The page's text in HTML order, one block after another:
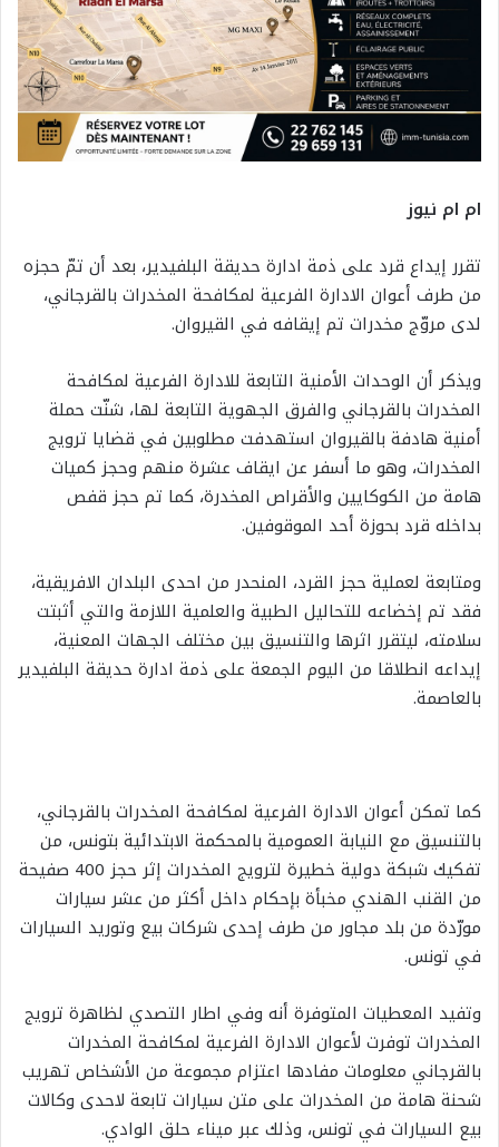
ام ام نيوز
تقرر إيداع قرد على ذمة ادارة حديقة البلفيدير، بعد أن تمّ حجزه
من طرف أعوان الادارة الفرعية لمكافحة المخدرات بالقرجاني،
لدى مروّج مخدرات تم إيقافه في القيروان.
ويذكر أن الوحدات الأمنية التابعة للادارة الفرعية لمكافحة
المخدرات بالقرجاني والفرق الجهوية التابعة لها، شنّت حملة
أمنية هادفة بالقيروان استهدفت مطلوبين في قضايا ترويج
المخدرات، وهو ما أسفر عن ايقاف عشرة منهم وحجز كميات
هامة من الكوكايين والأقراص المخدرة، كما تم حجز قفص
بداخله قرد بحوزة أحد الموقوفين.
ومتابعة لعملية حجز القرد، المنحدر من احدى البلدان الافريقية،
فقد تم إخضاعه للتحاليل الطبية والعلمية اللازمة والتي أثبتت
سلامته، ليتقرر اثرها والتنسيق بين مختلف الجهات المعنية،
إيداعه انطلاقا من اليوم الجمعة على ذمة ادارة حديقة البلفيدير
بالعاصمة.
كما تمكن أعوان الادارة الفرعية لمكافحة المخدرات بالقرجاني،
بالتنسيق مع النيابة العمومية بالمحكمة الابتدائية بتونس، من
تفكيك شبكة دولية خطيرة لترويج المخدرات إثر حجز 400 صفيحة
من القنب الهندي مخبأة بإحكام داخل أكثر من عشر سيارات
مورّدة من بلد مجاور من طرف إحدى شركات بيع وتوريد السيارات
في تونس.
وتفيد المعطيات المتوفرة أنه وفي اطار التصدي لظاهرة ترويج
المخدرات توفرت لأعوان الادارة الفرعية لمكافحة المخدرات
بالقرجاني معلومات مفادها اعتزام مجموعة من الأشخاص تهريب
شحنة هامة من المخدرات على متن سيارات تابعة لاحدى وكالات
بيع السيارات في تونس، وذلك عبر ميناء حلق الوادي.